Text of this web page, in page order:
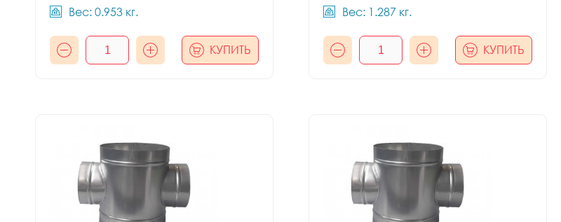
Вес: 0.953 кг.
КУПИТЬ
Вес: 1.287 кг.
КУПИТЬ